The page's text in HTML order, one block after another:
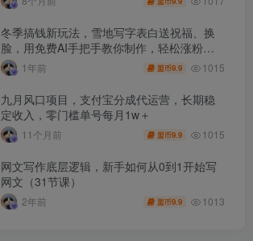
冬季搞钱新玩法，雪地写字表白送祝福、换
脸，用免费AI手把手教你制作，轻松涨粉
3.5w，接单到手软
1年前 盟币9.9 1015
九月风口项目，支付宝分成代运营，长期稳
定收入，零门槛单号每月1w＋
11个月前 盟币9.9 1015
网文写作底层逻辑，新手如何从0到1开始写
网文（31节课）
2年前 盟币9.9 1013